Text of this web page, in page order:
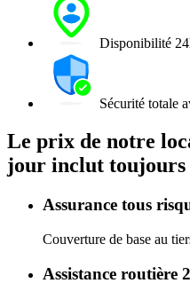
Disponibilité
Sécurité totale
Le prix de notre
jour inclut toujours
Assurance tous
Couverture de base au
Assistance routière